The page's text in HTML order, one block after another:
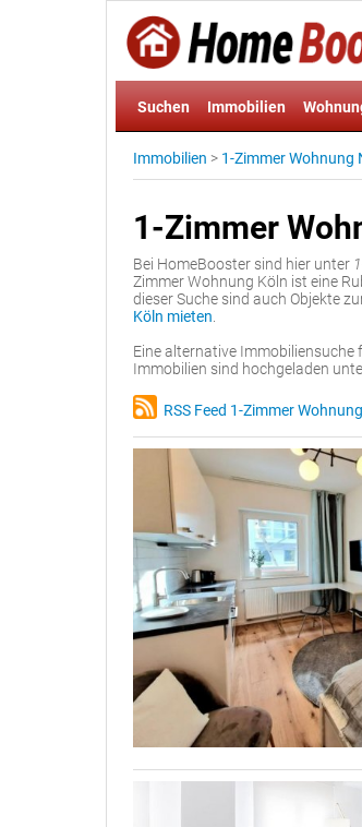
Suchen Immobilien
Immobilien > 1-Zimmer Wohnung
1-Zimmer
Bei HomeBooster sind hier unter
Zimmer Wohnung Köln ist eine
dieser Suche sind auch Objekte
Köln mieten
Eine alternative Immobiliensuche
Immobilien sind hochgeladen
RSS Feed 1-Zimmer